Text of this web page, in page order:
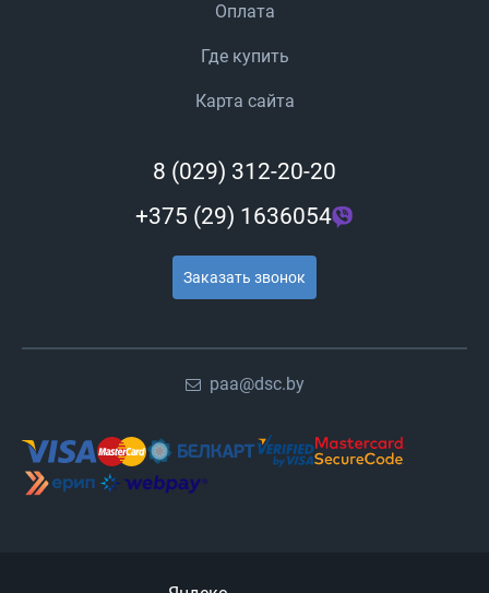
Оплата
Где купить
Карта сайта
8 (029) 312-20-20
+375 (29) 1636054
Заказать звонок
paa@dsc.by